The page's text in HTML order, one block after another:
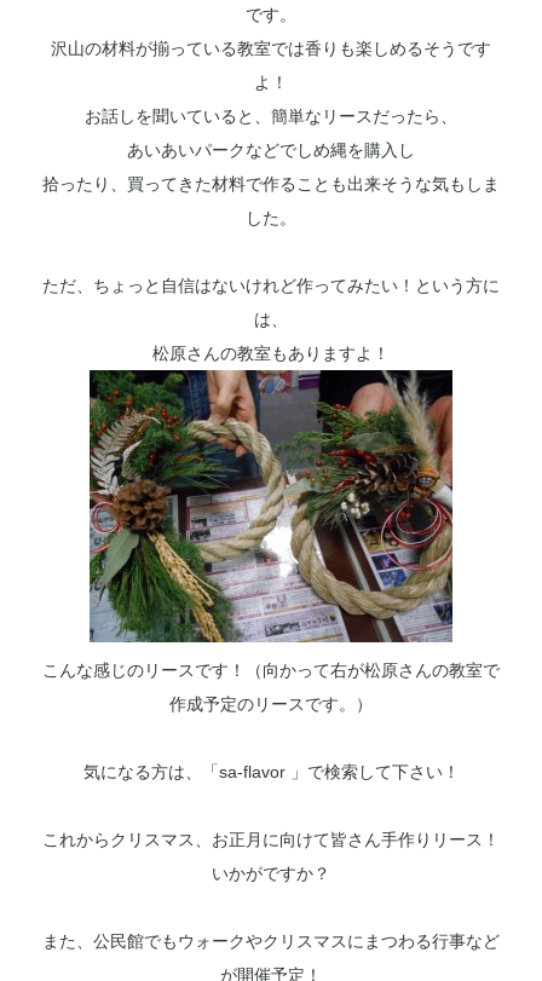
です。
沢山の材料が揃っている教室では香りも楽しめるそうです
よ！
お話しを聞いていると、簡単なリースだったら、
あいあいパークなどでしめ縄を購入し
拾ったり、買ってきた材料で作ることも出来そうな気もしま
した。
ただ、ちょっと自信はないけれど作ってみたい！という方に
は、
松原さんの教室もありますよ！
こんな感じのリースです！（向かって右が松原さんの教室で
作成予定のリースです。）
気になる方は、「sa-flavor 」で検索して下さい！
これからクリスマス、お正月に向けて皆さん手作りリース！
いかがですか？
また、公民館でもウォークやクリスマスにまつわる行事など
が開催予定！